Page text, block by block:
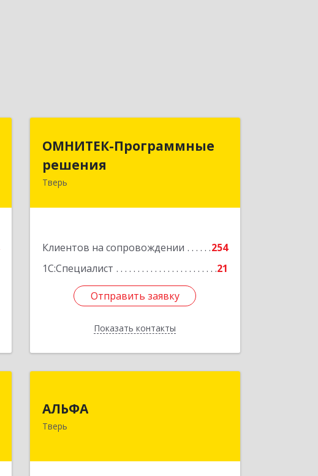
ОМНИТЕК-Программные
решения
Тверь
Клиентов на сопровождении
254
1С:Специалист
21
Отправить заявку
Показать контакты
решения
Отправить заявку
Назад
АЛЬФА
Тверь
Чайковского пр-кт, дом № 19а, оф.400
Подробнее